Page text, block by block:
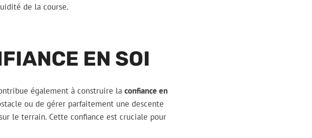
de la course.
EN SOI
également à construire la confiance en
ou de gérer parfaitement une descente
le terrain. Cette confiance est cruciale pour